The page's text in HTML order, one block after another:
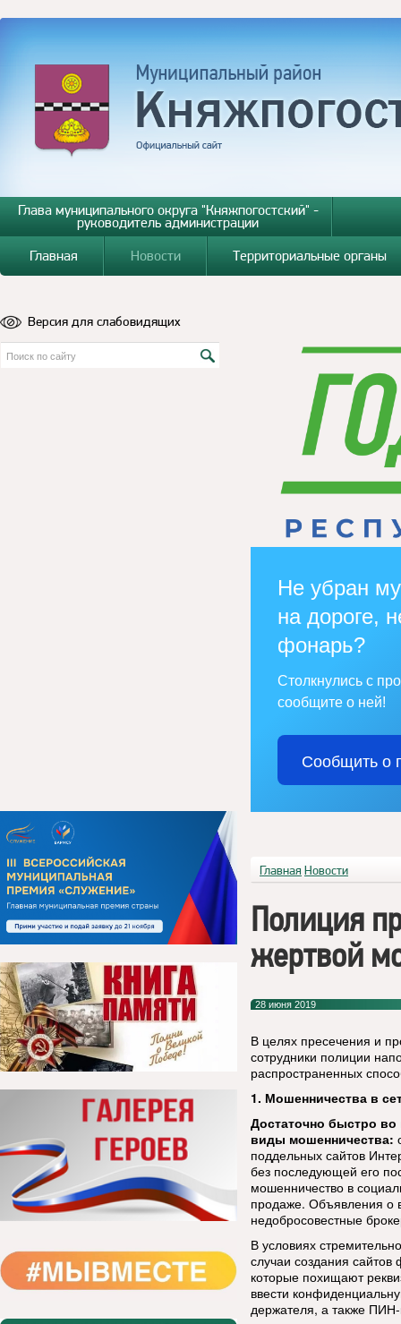
Глава муниципального округа "Княжпогостский" -
руководитель администрации
Главная
Новости Территориальные органы
Версия для слабовидящих
Не убран
на дороге,
фонарь?
Столкнулись с
сообщите о ней!
Сообщить о
Главная Новости
Полиция
жертвой
28 июня 2019
В целях пресечения и
сотрудники полиции
распространенных
1. Мошенничества в
Достаточно быстро
виды мошенничества:
поддельных сайтов
без последующей его
мошенничество в
продаже. Объявления о
недобросовестные
В условиях
случаи создания
которые похищают
ввести
держателя, а также ПИН-